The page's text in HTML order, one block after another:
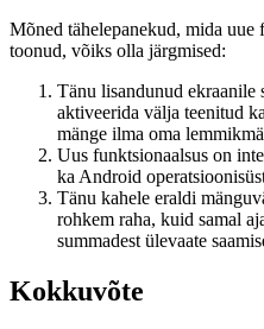
Mõned tähelepanekud, mida uue
toonud, võiks olla järgmised:
Tänu lisandunud ekraanile
aktiveerida välja teenitud
mänge ilma oma
Uus funktsionaalsus on
ka Android
Tänu kahele eraldi
rohkem raha, kuid samal
summadest ülevaate
Kokkuvõte